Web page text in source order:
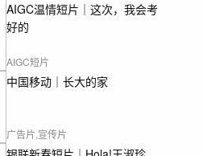
AIGC温情短片｜这次，我会考
好的
AIGC短片
中国移动｜长大的家
广告片,宣传片